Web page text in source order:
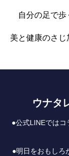
自分の足で歩
美と健康のさじ
ウナタ
●公式LINEでは
●明日をおもしろ